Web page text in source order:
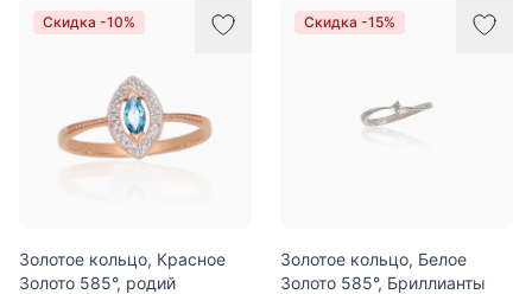
Скидка -10%
Золотое кольцо, Красное
Золото 585°, родий
Скидка -15%
Золотое кольцо, Белое
Золото 585°, Бриллианты